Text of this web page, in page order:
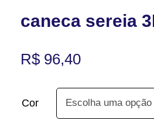
caneca sereia
R$ 96,40
Cor